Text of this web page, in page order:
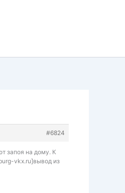
#6824
запоя на дому. К
vkx.ru]вывод из